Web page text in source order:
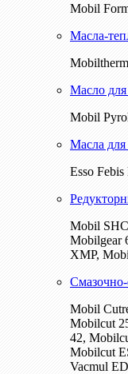
Mobil
Масла-
Mobiltherm
Масло
Mobil
Масла
Esso
Mobil
Mobilgear
XМP,
Mobil
Mobilcut
42,
Mobilcut
Vacmul